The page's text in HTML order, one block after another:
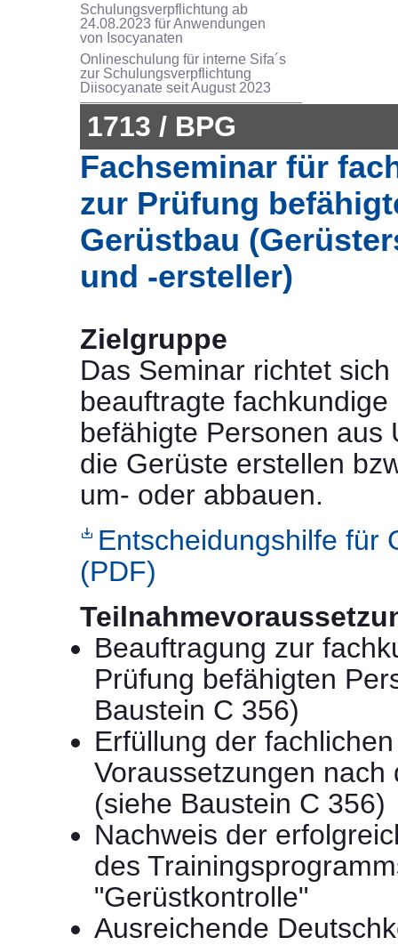
Schulungsverpflichtung ab
24.08.2023 für Anwendungen
von Isocyanaten
Onlineschulung für interne Sifa´s
zur Schulungsverpflichtung
Diisocyanate seit August 2023
1713 / BPG
Fachseminar für
zur Prüfung
Gerüstbau
und -ersteller)
Zielgruppe
Das Seminar richtet
beauftragte
befähigte Personen aus
die Gerüste erstellen
um- oder abbauen.
Entscheidungshilfe für
(PDF)
Beauftragung zur
Prüfung befähigten
Baustein C 356)
Erfüllung der fachlichen
Voraussetzungen nach
(siehe Baustein C 356)
Nachweis der
des
"Gerüstkontrolle"
Ausreichende